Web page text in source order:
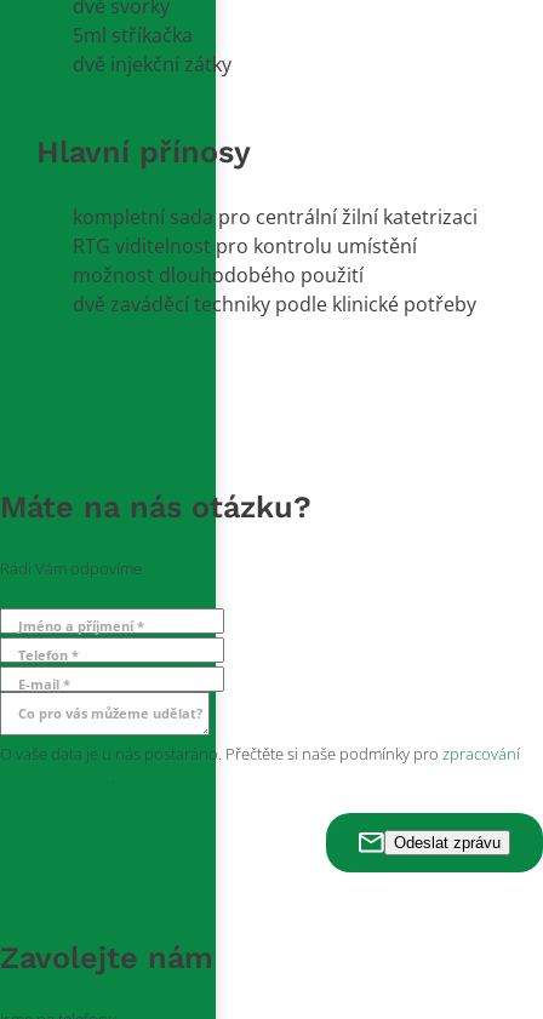
dvě svorky
5ml stříkačka
dvě injekční zátky
Hlavní přínosy
kompletní sada pro centrální žilní katetrizaci
RTG viditelnost pro kontrolu umístění
možnost dlouhodobého použití
dvě zaváděcí techniky podle klinické potřeby
Máte na nás otázku?
Rádi Vám odpovíme
Jméno a příjmení *
Telefon *
E-mail *
Co pro vás můžeme udělat?
O vaše data je u nás postaráno. Přečtěte si naše podmínky pro zpracování
Zavolejte nám